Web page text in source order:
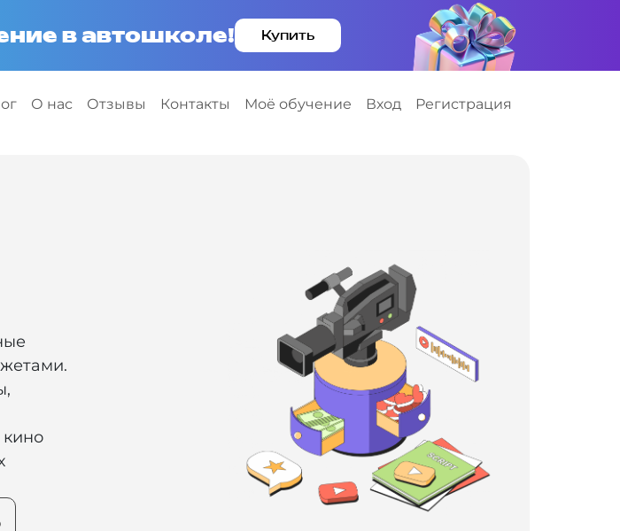
О нас Отзывы Контакты Моё обучение Вход Регистрация
в автошколе! Купить